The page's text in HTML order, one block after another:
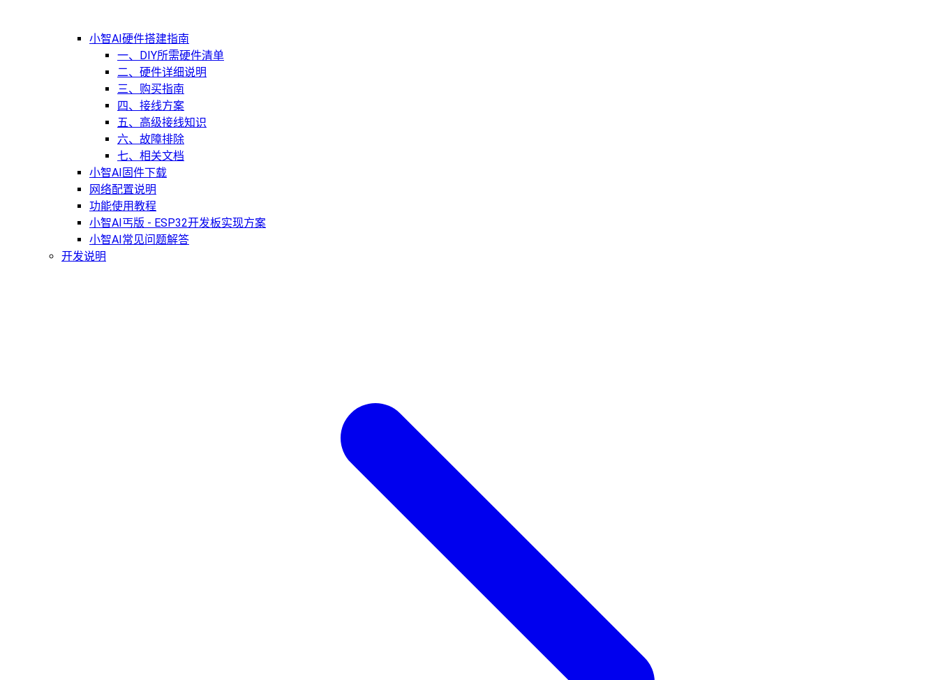
小智AI硬件搭建指南
一、DIY所需硬件清单
二、硬件详细说明
三、购买指南
四、接线方案
五、高级接线知识
六、故障排除
七、相关文档
小智AI固件下载
网络配置说明
功能使用教程
小智AI丐版 - ESP32开发板实现方案
小智AI常见问题解答
开发说明